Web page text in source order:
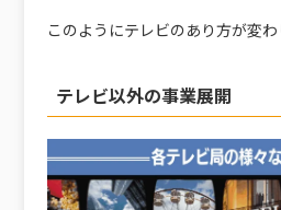
このようにテレビのあり方が変わ
テレビ以外の事業展開